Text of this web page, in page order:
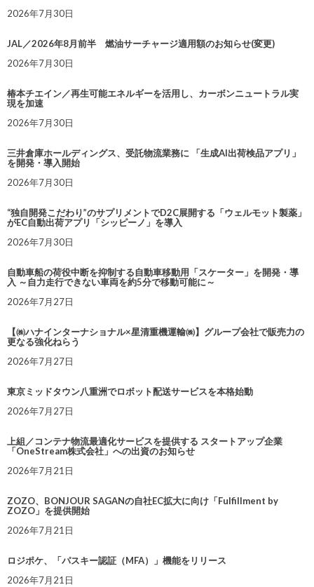
2026年7月30日
JAL／2026年8月前半 燃油サーチャージ適用額のお知らせ(変更)
2026年7月30日
椿本チエイン／再生可能エネルギーを活用し、カーボンニュートラル実
現を加速
2026年7月30日
三井倉庫ホールディングス、受託物流業務に 「生成AI出荷検品アプリ」
を開発・導入開始
2026年7月30日
“独自開発こだわり”のサプリメントでD2C展開する「ウェルモット製薬」
がEC自動出荷アプリ「シッピーノ」を導入
2026年7月30日
自動車船の荷役中断を抑制する自動車移動用「スケーター」を開発・導
入 ～自力走行できない車両を約5分で移動可能に～
2026年7月27日
【㈱ハナインターナショナル×星清重機運輸㈱】グループ会社で販売力の
更なる強化ねらう
2026年7月27日
東京ミッドタウン八重洲でロボット配送サービスを本格始動
2026年7月27日
上組／コンテナ物流最適化サービスを提供する スタートアップ企業
「OneStream株式会社」への出資のお知らせ
2026年7月21日
ZOZO、BONJOUR SAGANの自社EC拡大に向け「Fulfillment by
ZOZO」を提供開始
2026年7月21日
ロジポケ、「パスキー認証（MFA）」機能をリリース
2026年7月21日